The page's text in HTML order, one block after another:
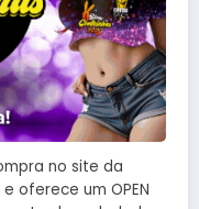
no site da
e oferece um OPEN